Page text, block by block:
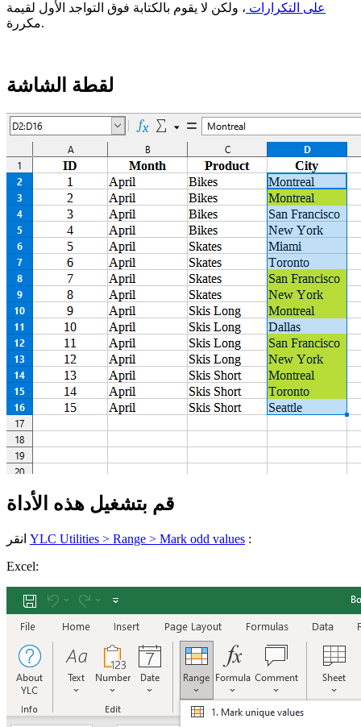
على التكرارات ، ولكن لا يقوم بالكتابة فوق التواجد الأول لقيمة
مكررة.
لقطة الشاشة
قم بتشغيل هذه الأداة
YLC Utilities > Range > Mark odd values :
Excel: